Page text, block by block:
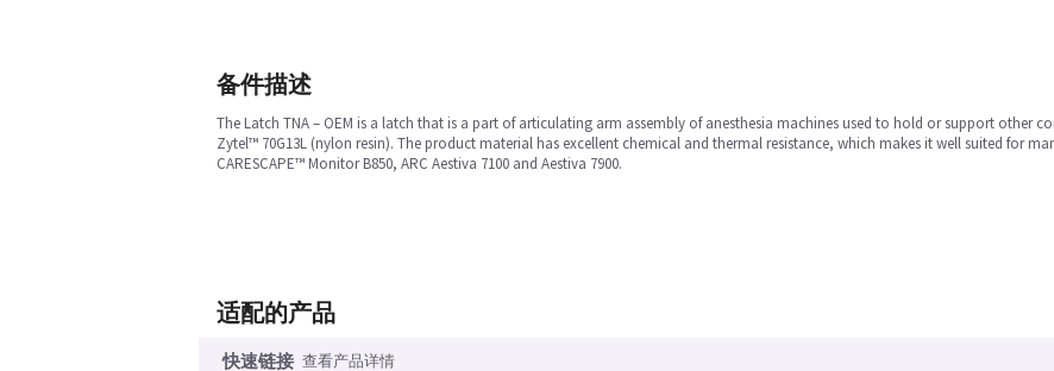
备件描述
The Latch TNA – OEM is a latch that is a part of articulating arm assembly of anesthesia machines used to hold or support other
Zytel™ 70G13L (nylon resin). The product material has excellent chemical and thermal resistance, which makes it well suited for
CARESCAPE™ Monitor B850, ARC Aestiva 7100 and Aestiva 7900.
适配的产品
快速链接 查看产品详情